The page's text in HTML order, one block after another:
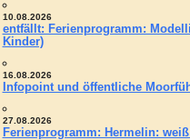
10.08.2026
entfällt: Ferienprogramm:
Kinder)
16.08.2026
Infopoint und öffentliche
27.08.2026
Ferienprogramm: Hermelin: